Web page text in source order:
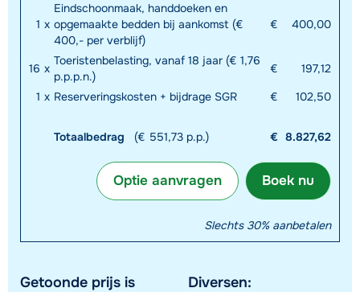
1 x
Eindschoonmaak, handdoeken en
opgemaakte bedden bij aankomst (€
400,- per verblijf)
€ 400,00
16 x
Toeristenbelasting, vanaf 18 jaar (€ 1,76
p.p.p.n.)
€
197,12
1 x Reserveringskosten + bijdrage SGR € 102,50
Totaalbedrag (€ 551,73 p.p.) € 8.827,62
Boek nu
Optie aanvragen
Slechts 30% aanbetalen
Getoonde prijs is
Diversen: